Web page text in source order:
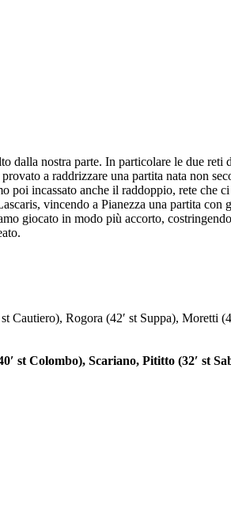
nostra parte. In particolare le due reti
a raddrizzare una partita nata non
incassato anche il raddoppio, rete che
vincendo a Pianezza una partita con
giocato in modo più accorto,
creato.
Rogora (42′ st Suppa), Moretti
st Colombo), Scariano, Pititto (32′ st